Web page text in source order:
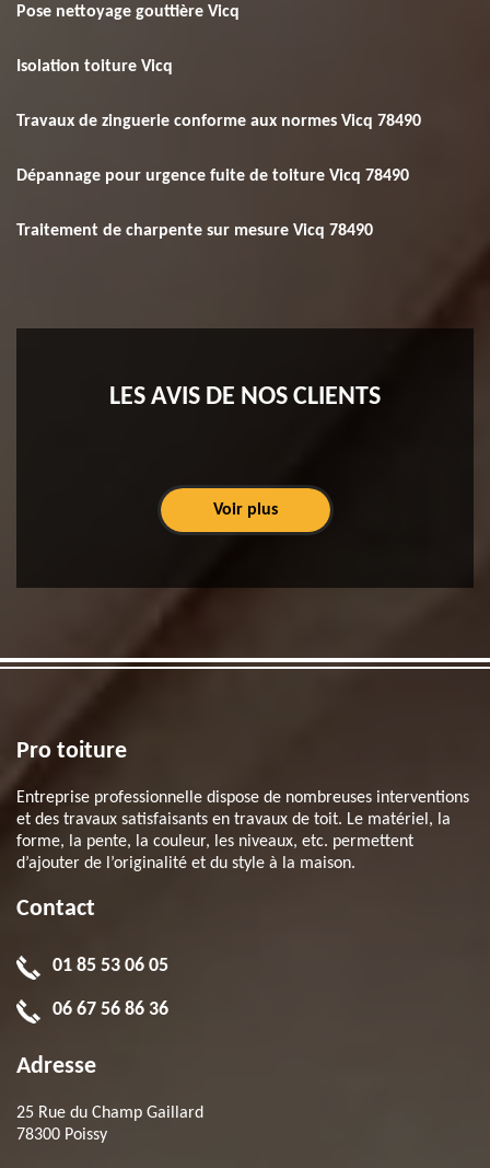
Pose nettoyage gouttière Vicq
Isolation toiture Vicq
Travaux de zinguerie conforme aux normes Vicq 78490
Dépannage pour urgence fuite de toiture Vicq 78490
Traitement de charpente sur mesure Vicq 78490
LES AVIS DE NOS CLIENTS
Voir plus
Pro toiture
Entreprise professionnelle dispose de nombreuses interventions
et des travaux satisfaisants en travaux de toit. Le matériel, la
forme, la pente, la couleur, les niveaux, etc. permettent
d’ajouter de l’originalité et du style à la maison.
Contact
01 85 53 06 05
06 67 56 86 36
Adresse
25 Rue du Champ Gaillard
78300 Poissy